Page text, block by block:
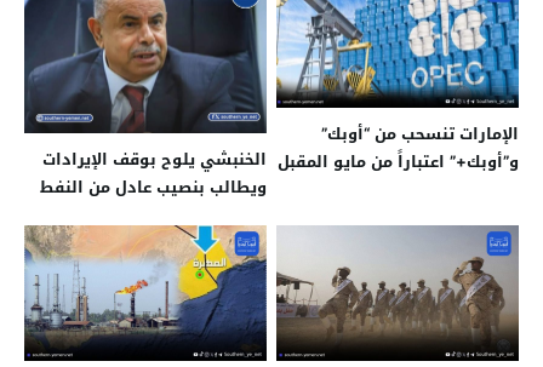
الإمارات تنسحب من “أوبك”
و”أوبك+” اعتباراً من مايو المقبل الخنبشي يلوح بوقف الإيرادات
ويطالب بنصيب عادل من النفط